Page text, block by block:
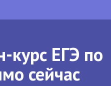
курс ЕГЭ по
сейчас